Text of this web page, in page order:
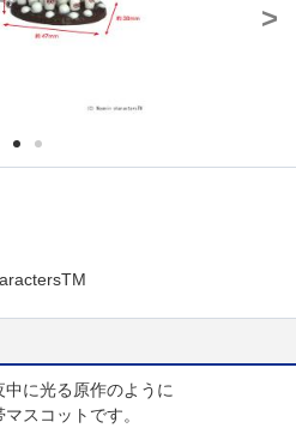
>
中に光る原作のように
スコットです。